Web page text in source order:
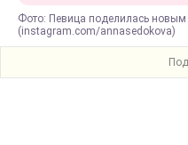
Фото: Певица поделилась
(instagram.com/annasedokova)